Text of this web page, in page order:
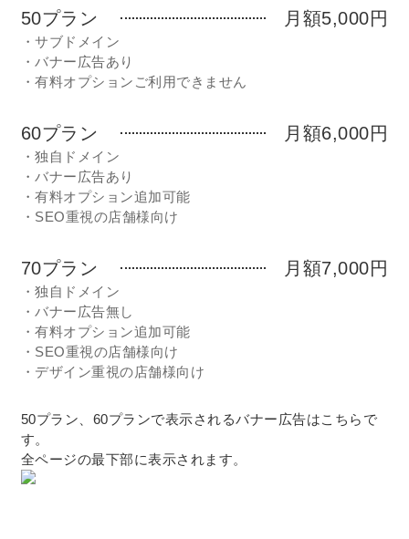
50プラン 月額5,000円
・サブドメイン
・バナー広告あり
・有料オプションご利用できません
60プラン 月額6,000円
・独自ドメイン
・バナー広告あり
・有料オプション追加可能
・SEO重視の店舗様向け
70プラン 月額7,000円
・独自ドメイン
・バナー広告無し
・有料オプション追加可能
・SEO重視の店舗様向け
・デザイン重視の店舗様向け
50プラン、60プランで表示されるバナー広告はこちらで
す。
全ページの最下部に表示されます。